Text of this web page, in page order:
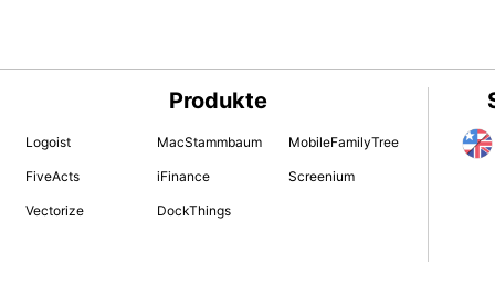
Produkte
Logoist MacStammbaum MobileFamilyTree
FiveActs iFinance Screenium
Vectorize DockThings